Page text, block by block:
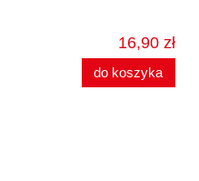
16,90 zł
do koszyka